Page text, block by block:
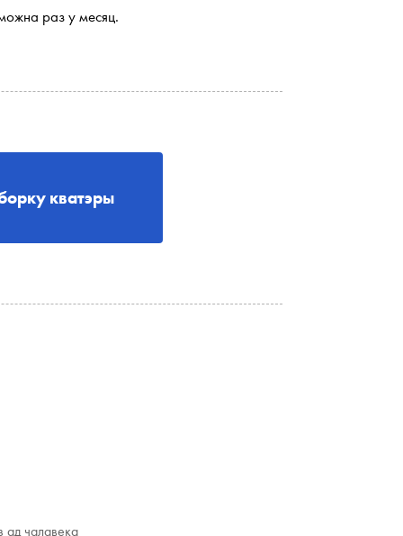
раз у месяц.
кватэры
ад чалавека